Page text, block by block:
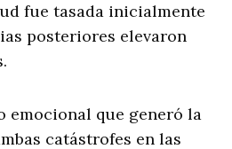
fue tasada inicialmente
posteriores elevaron
emocional que generó la
catástrofes en las